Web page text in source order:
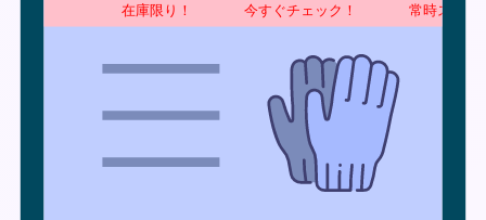
在庫限り！            今すぐチェック！            常時スクロールの